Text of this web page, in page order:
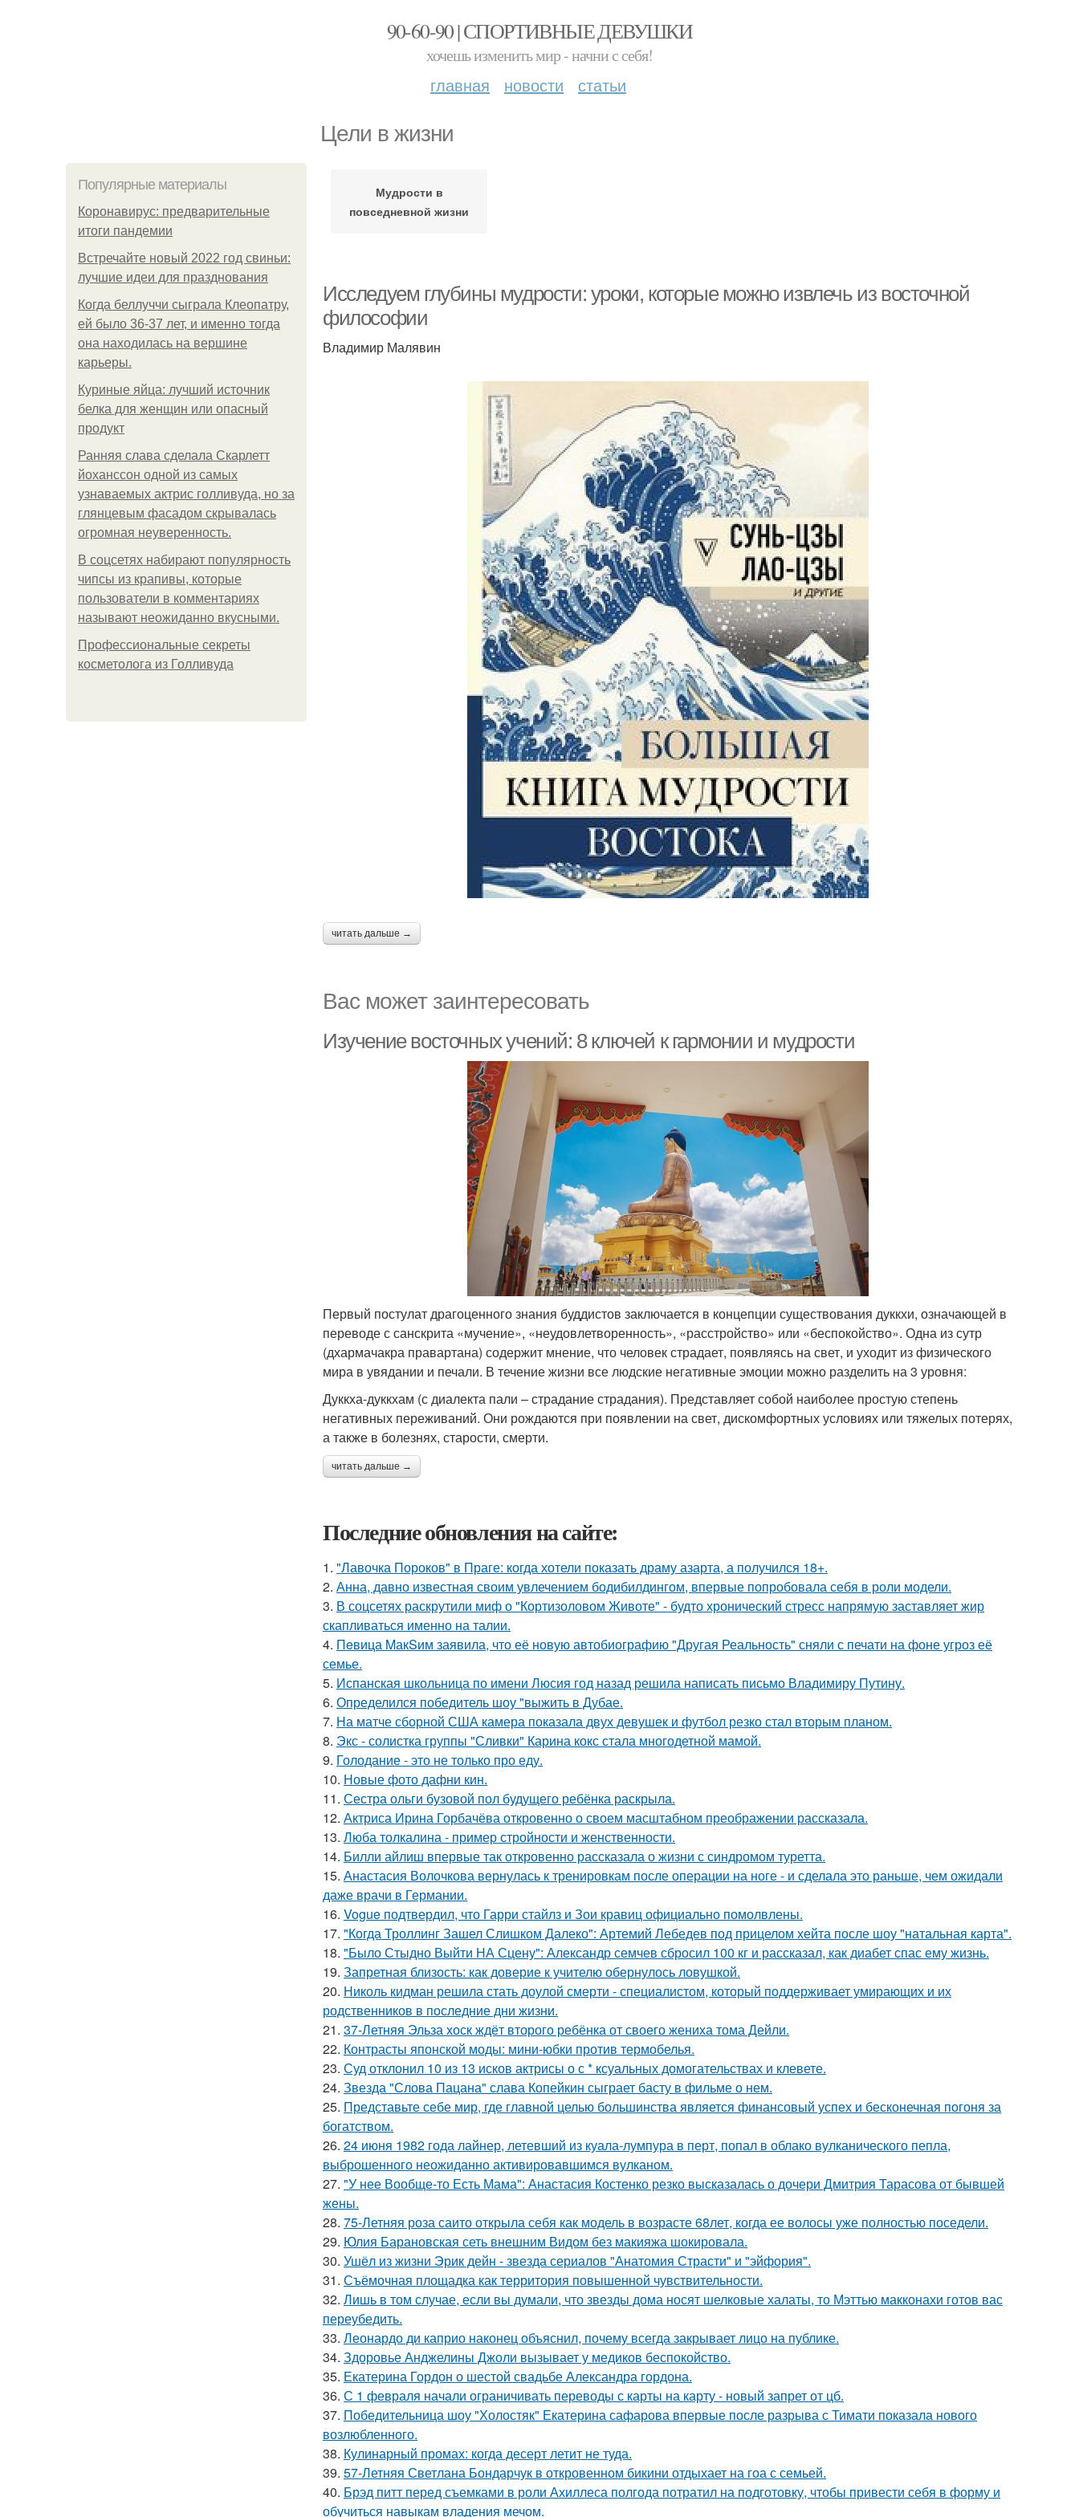
90-60-90 | СПОРТИВНЫЕ ДЕВУШКИ
хочешь изменить мир - начни с себя!
главная новости статьи
Цели в жизни
Популярные материалы
Коронавирус: предварительные
итоги пандемии
Встречайте новый 2022 год свиньи:
лучшие идеи для празднования
Когда беллуччи сыграла Клеопатру,
ей было 36-37 лет, и именно тогда
она находилась на вершине
карьеры.
Куриные яйца: лучший источник
белка для женщин или опасный
продукт
Ранняя слава сделала Скарлетт
йоханссон одной из самых
узнаваемых актрис голливуда, но за
глянцевым фасадом скрывалась
огромная неуверенность.
В соцсетях набирают популярность
чипсы из крапивы, которые
пользователи в комментариях
называют неожиданно вкусными.
Профессиональные секреты
косметолога из Голливуда
Мудрости в
повседневной жизни
Исследуем глубины мудрости: уроки, которые можно извлечь из восточной
философии
Владимир Малявин
читать дальше →
Вас может заинтересовать
Изучение восточных учений: 8 ключей к гармонии и мудрости
Первый постулат драгоценного знания буддистов заключается в концепции существования дуккхи, означающей в
переводе с санскрита «мучение», «неудовлетворенность», «расстройство» или «беспокойство». Одна из сутр
(дхармачакра правартана) содержит мнение, что человек страдает, появляясь на свет, и уходит из физического
мира в увядании и печали. В течение жизни все людские негативные эмоции можно разделить на 3 уровня:
Дуккха-дуккхам (с диалекта пали – страдание страдания). Представляет собой наиболее простую степень
негативных переживаний. Они рождаются при появлении на свет, дискомфортных условиях или тяжелых потерях,
а также в болезнях, старости, смерти.
читать дальше →
Последние обновления на сайте:
1. "Лавочка Пороков" в Праге: когда хотели показать драму азарта, а получился 18+.
2. Анна, давно известная своим увлечением бодибилдингом, впервые попробовала себя в роли модели.
3. В соцсетях раскрутили миф о "Кортизоловом Животе" - будто хронический стресс напрямую заставляет жир
скапливаться именно на талии.
4. Пeвица MакSим заявила, что её новую автобиографию "Другая Реальность" сняли с печати на фоне угроз её
семье.
5. Испанская школьница по имени Люсия год назад решила написать письмо Владимиру Путину.
6. Определился победитель шоу "выжить в Дубае.
7. На матче сборной США камера показала двух девушек и футбол резко стал вторым планом.
8. Экс - солистка группы "Сливки" Карина кокс стала многодетной мамой.
9. Голодание - это не только про еду.
10. Новые фото дафни кин.
11. Сестра ольги бузовой пол будущего ребёнка раскрыла.
12. Актриса Ирина Горбачёва откровенно о своем масштабном преображении рассказала.
13. Люба толкалина - пример стройности и женственности.
14. Билли айлиш впервые так откровенно рассказала о жизни с синдромом туретта.
15. Анастасия Волочкова вернулась к тренировкам после операции на ноге - и сделала это раньше, чем ожидали
даже врачи в Германии.
16. Vogue подтвердил, что Гарри стайлз и Зои кравиц официально помолвлены.
17. "Когда Троллинг Зашел Слишком Далеко": Артемий Лебедев под прицелом хейта после шоу "натальная карта".
18. "Было Стыдно Выйти НА Сцену": Александр семчев сбросил 100 кг и рассказал, как диабет спас ему жизнь.
19. Запретная близость: как доверие к учителю обернулось ловушкой.
20. Николь кидман решила стать доулой смерти - специалистом, который поддерживает умирающих и их
родственников в последние дни жизни.
21. 37-Летняя Эльза хоск ждёт второго ребёнка от своего жениха тома Дейли.
22. Контрасты японской моды: мини-юбки против термобелья.
23. Суд отклонил 10 из 13 исков актрисы о с * ксуальных домогательствах и клевете.
24. Звезда "Слова Пацана" слава Копейкин сыграет басту в фильме о нем.
25. Представьте себе мир, где главной целью большинства является финансовый успех и бесконечная погоня за
богатством.
26. 24 июня 1982 года лайнер, летевший из куала-лумпура в перт, попал в облако вулканического пепла,
выброшенного неожиданно активировавшимся вулканом.
27. "У нее Вообще-то Есть Мама": Анастасия Костенко резко высказалась о дочери Дмитрия Тарасова от бывшей
жены.
28. 75-Летняя роза саито открыла себя как модель в возрасте 68лет, когда ее волосы уже полностью поседели.
29. Юлия Барановская сеть внешним Видом без макияжа шокировала.
30. Ушёл из жизни Эрик дейн - звезда сериалов "Анатомия Страсти" и "эйфория".
31. Съёмочная площадка как территория повышенной чувствительности.
32. Лишь в том случае, если вы думали, что звезды дома носят шелковые халаты, то Мэттью макконахи готов вас
переубедить.
33. Леонардо ди каприо наконец объяснил, почему всегда закрывает лицо на публике.
34. Здоровье Анджелины Джоли вызывает у медиков беспокойство.
35. Екатерина Гордон о шестой свадьбе Александра гордона.
36. С 1 февраля начали ограничивать переводы с карты на карту - новый запрет от цб.
37. Победительница шоу "Холостяк" Екатерина сафарова впервые после разрыва с Тимати показала нового
возлюбленного.
38. Кулинарный промах: когда десерт летит не туда.
39. 57-Летняя Светлана Бондарчук в откровенном бикини отдыхает на гоа с семьей.
40. Брэд питт перед съемками в роли Ахиллеса полгода потратил на подготовку, чтобы привести себя в форму и
обучиться навыкам владения мечом.